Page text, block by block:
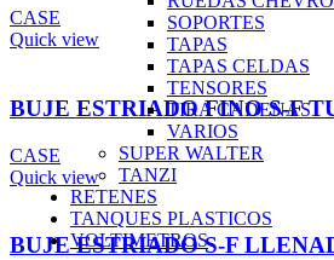
SOPORTES
TAPAS
TAPAS CELDAS
TENSORES
TIRA CADENAS
VARIOS
SUPER WALTER
TANZI
RETENES
TANQUES PLASTICOS
VOLTIMETROS
CASE
Quick view
BUJE ESTRIADO FINO S-F
CASE
Quick view
BUJE ESTRIADO S-F